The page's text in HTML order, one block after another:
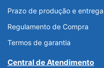
Prazo de produção e entrega
Regulamento de Compra
Termos de garantia
Central de Atendimento